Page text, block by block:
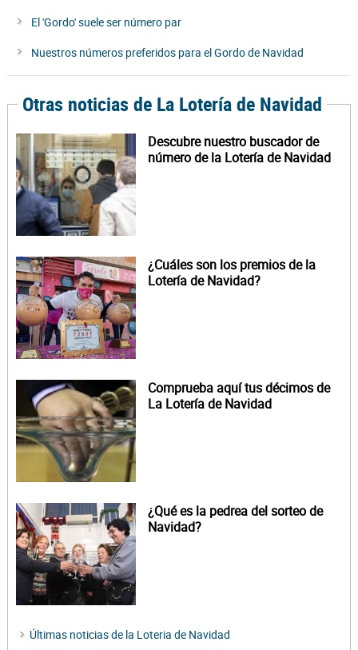
El 'Gordo' suele ser número par
Nuestros números preferidos para el Gordo de Navidad
Otras noticias de La Lotería de Navidad
Descubre nuestro buscador de
número de la Lotería de Navidad
¿Cuáles son los premios de la
Lotería de Navidad?
Comprueba aquí tus décimos de
La Lotería de Navidad
¿Qué es la pedrea del sorteo de
Navidad?
Últimas noticias de la Loteria de Navidad